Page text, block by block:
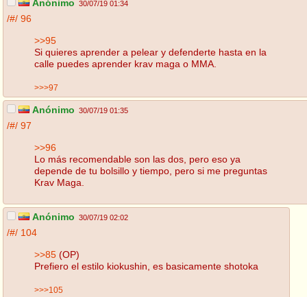
Anónimo 30/07/19 01:34
/#/ 96
>>95
Si quieres aprender a pelear y defenderte hasta en la
calle puedes aprender krav maga o MMA.
>>>97
Anónimo 30/07/19 01:35
/#/ 97
>>96
Lo más recomendable son las dos, pero eso ya
depende de tu bolsillo y tiempo, pero si me preguntas
Krav Maga.
Anónimo 30/07/19 02:02
/#/ 104
>>85 (OP)
Prefiero el estilo kiokushin, es basicamente shotoka
>>>105